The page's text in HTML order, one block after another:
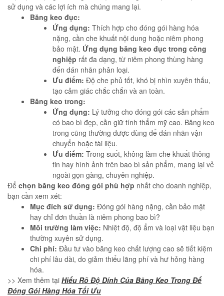
sử dụng và các lợi ích mà chúng mang lại.
Băng keo đục:
Ứng dụng: Thích hợp cho đóng gói hàng hóa
nặng, cần che khuất nội dung hoặc niêm phong
bảo mật. Ứng dụng băng keo đục trong công
nghiệp rất đa dạng, từ niêm phong thùng hàng
đến dán nhãn phân loại.
Ưu điểm: Độ che phủ tốt, khó bị nhìn xuyên thấu,
tạo cảm giác chắc chắn và an toàn.
Băng keo trong:
Ứng dụng: Lý tưởng cho đóng gói các sản phẩm
có bao bì đẹp, cần giữ tính thẩm mỹ cao. Băng keo
trong cũng thường được dùng để dán nhãn vận
chuyển hoặc tài liệu.
Ưu điểm: Trong suốt, không làm che khuất thông
tin hay hình ảnh trên bao bì sản phẩm, mang lại vẻ
ngoài gọn gàng, chuyên nghiệp.
Để chọn băng keo đóng gói phù hợp nhất cho doanh nghiệp,
bạn cần xem xét:
Mục đích sử dụng: Đóng gói hàng nặng, cần bảo mật
hay chỉ đơn thuần là niêm phong bao bì?
Môi trường làm việc: Nhiệt độ, độ ẩm và loại vật liệu bạn
thường xuyên sử dụng.
Chi phí: Đầu tư vào băng keo chất lượng cao sẽ tiết kiệm
chi phí lâu dài, do giảm thiểu lãng phí và hư hỏng hàng
hóa.
>> Xem thêm tại Hiểu Rõ Độ Dính Của Băng Keo Trong Để
Đóng Gói Hàng Hóa Tối Ưu